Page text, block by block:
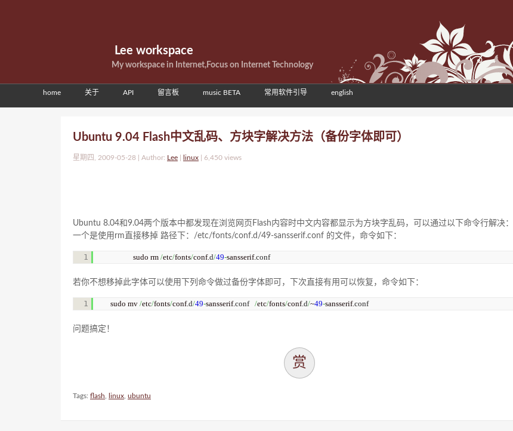
Lee workspace
My workspace in Internet,Focus on Internet Technology
home 关于 API 留言板 music BETA 常用软件引导 english
Ubuntu 9.04 Flash中文乱码、方块字解决方法（备份字体即可）
星期四, 2009-05-28 | Author: Lee linux 6,450 views
Ubuntu 8.04和9.04两个版本中都发现在浏览网页Flash内容时中文内容都显示为方块字乱码，可以通过以下命令行解决：
一个是使用rm直接移掉 路径下：/etc/fonts/conf.d/49-sansserif.conf 的文件，命令如下：
sudo rm /etc/fonts/conf.d/49-sansserif.conf
若你不想移掉此字体可以使用下列命令做过备份字体即可，下次直接有用可以恢复，命令如下：
sudo mv /etc/fonts/conf.d/49-sansserif.conf /etc/fonts/conf.d/~49-sansserif.conf
问题搞定！
赏
Tags: flash linux ubuntu